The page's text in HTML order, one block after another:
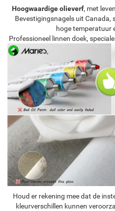
Hoogwaardige olieverf, met
Bevestigingsnagels uit Canada,
hoge temperatuur
Professioneel linnen doek,
Houd er rekening mee dat de
kleurverschillen kunnen